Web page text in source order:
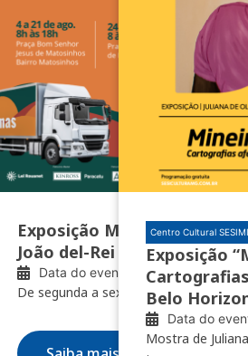
BH
de clareúme
10/07/2026
Centro Cultural SESIMINAS
Exposição Minas das Minas
João del-Rei e Nazareno
Data do evento: 04/08/2026
De segunda a sexta, das 8h às 18h
Centro Cultural
Exposição
Belo
Data do
Mostra de